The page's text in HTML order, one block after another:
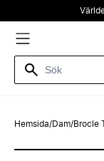
Hemsida/Dam/Brocle